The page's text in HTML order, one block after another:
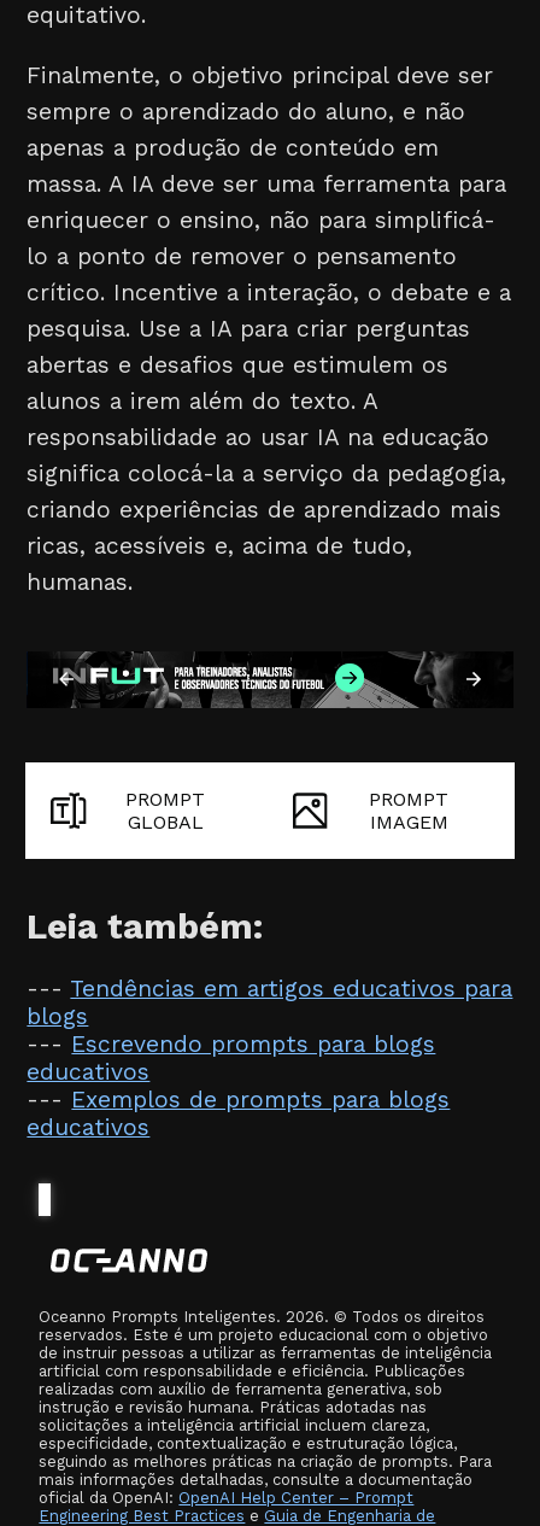
equitativo.
Finalmente, o objetivo principal deve ser
sempre o aprendizado do aluno, e não
apenas a produção de conteúdo em
massa. A IA deve ser uma ferramenta para
enriquecer o ensino, não para simplificá-
lo a ponto de remover o pensamento
crítico. Incentive a interação, o debate e a
pesquisa. Use a IA para criar perguntas
abertas e desafios que estimulem os
alunos a irem além do texto. A
responsabilidade ao usar IA na educação
significa colocá-la a serviço da pedagogia,
criando experiências de aprendizado mais
ricas, acessíveis e, acima de tudo,
humanas.
PROMPT
GLOBAL
PROMPT
IMAGEM
Leia também:
--- Tendências em artigos educativos para
blogs
--- Escrevendo prompts para blogs
educativos
--- Exemplos de prompts para blogs
educativos
Oceanno Prompts Inteligentes. 2026. © Todos os direitos
reservados. Este é um projeto educacional com o objetivo
de instruir pessoas a utilizar as ferramentas de inteligência
artificial com responsabilidade e eficiência. Publicações
realizadas com auxílio de ferramenta generativa, sob
instrução e revisão humana. Práticas adotadas nas
solicitações a inteligência artificial incluem clareza,
especificidade, contextualização e estruturação lógica,
seguindo as melhores práticas na criação de prompts. Para
mais informações detalhadas, consulte a documentação
oficial da OpenAI: OpenAI Help Center – Prompt
Engineering Best Practices e Guia de Engenharia de